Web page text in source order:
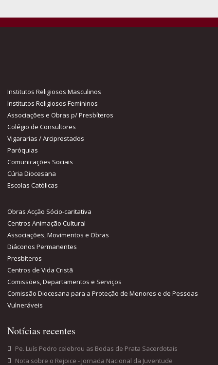
Institutos Religiosos Masculinos
Institutos Religiosos Femininos
Associações e Obras p/ Presbíteros
Colégio de Consultores
Vigararias / Arciprestados
Paróquias
Comunicações Sociais
Cúria Diocesana
Escolas Católicas
Obras Acção Sócio-caritativa
Centros Animação Cultural
Associações, Movimentos e Obras
Diáconos Permanentes
Presbíteros
Centros de Vida Cristã
Comissões, Departamentos e Serviços
Comissão Diocesana para a Proteção de Menores e de Pessoas
Vulneráveis
Notícias recentes
Pe. Luís Pedro celebrou as Bodas de Prata Sacerdotais
Nota sobre o Rejoice - Jornada Nacional da Juventude